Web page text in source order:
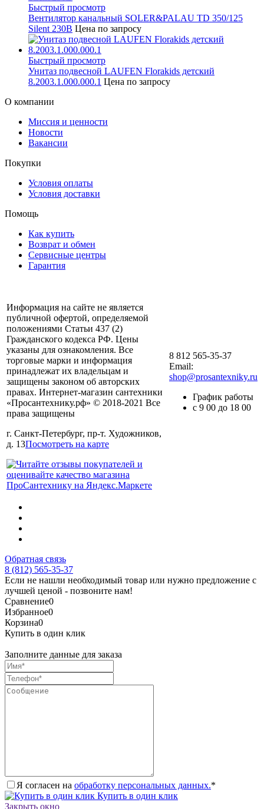
Быстрый просмотр
Вентилятор канальный SOLER&PALAU TD 350/125
Silent 230В Цена по запросу
Быстрый просмотр
Унитаз подвесной LAUFEN Florakids детский
8.2003.1.000.000.1 Цена по запросу
О компании
Миссия и ценности
Новости
Вакансии
Покупки
Условия оплаты
Условия доставки
Помощь
Как купить
Возврат и обмен
Сервисные центры
Гарантия
Информация на сайте не является
публичной офертой, определяемой
положениями Статьи 437 (2)
Гражданского кодекса РФ. Цены
указаны для ознакомления. Все
торговые марки и информация
принадлежат их владельцам и
защищены законом об авторских
правах. Интернет-магазин сантехники
«Просантехнику.рф» © 2018-2021 Все
права защищены
г. Санкт-Петербург, пр-т. Художников,
д. 13Посмотреть на карте
8 812 565-35-37
Email:
shop@prosantexniky.ru
График работы
с 9 00 до 18 00
Обратная связь
8 (812) 565-35-37
Если не нашли необходимый товар или нужно предложение с
лучшей ценой - позвоните нам!
Сравнение0
Избранное0
Корзина0
Купить в один клик
Заполните данные для заказа
Я согласен на обработку персональных данных.*
Купить в один клик
Закрыть окно